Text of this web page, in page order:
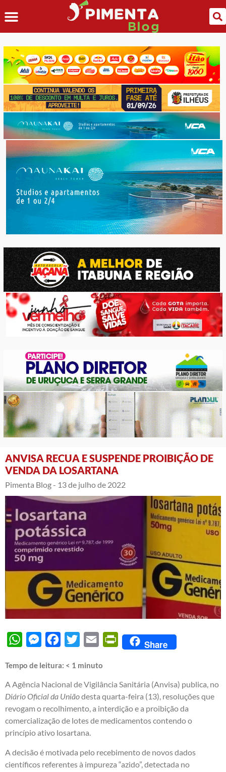
ANVISA RECUA E SUSPENDE PROIBIÇÃO DE
VENDA DA LOSARTANA
Pimenta Blog - 13 de julho de 2022
WhatsAppMessengerFacebook
Twitter Email PrintFriendly
Share
Tempo de leitura: < 1 minuto
A Agência Nacional de Vigilância Sanitária (Anvisa) publica, no
Diário Oficial da Uniãodesta quarta-feira (13), resoluções que
revogam o recolhimento, a interdição e a proibição da
comercialização de lotes de medicamentos contendo o
princípio ativo losartana.
A decisão é motivada pelo recebimento de novos dados
científicos referentes à impureza “azido”, detectada no